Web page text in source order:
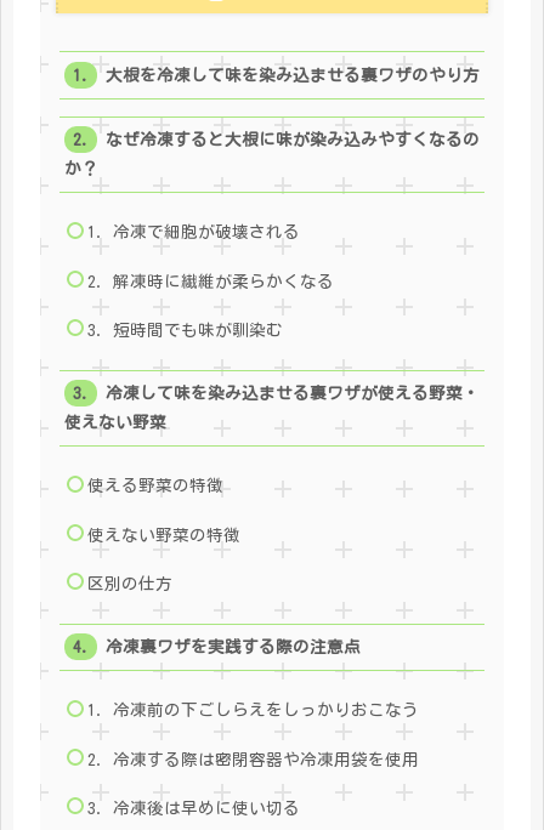
大根を冷凍して味を染み込ませる裏ワザのやり方
なぜ冷凍すると大根に味が染み込みやすくなるの
か？
1. 冷凍で細胞が破壊される
2. 解凍時に繊維が柔らかくなる
3. 短時間でも味が馴染む
冷凍して味を染み込ませる裏ワザが使える野菜・
使えない野菜
使える野菜の特徴
使えない野菜の特徴
区別の仕方
冷凍裏ワザを実践する際の注意点
1. 冷凍前の下ごしらえをしっかりおこなう
2. 冷凍する際は密閉容器や冷凍用袋を使用
3. 冷凍後は早めに使い切る